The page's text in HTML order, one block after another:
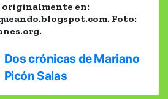
originalmente en:
Foto:
Dos crónicas de Mariano
Picón Salas